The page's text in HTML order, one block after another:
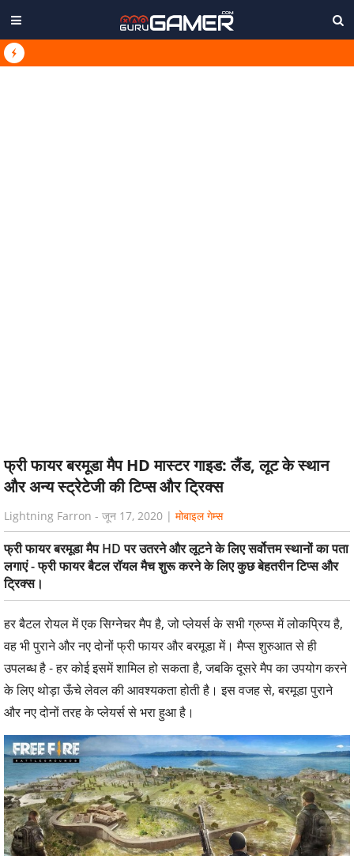
फ्री फायर बरमूडा मैप HD मास्टर गाइड: लैंड, लूट के स्थान
और अन्य स्ट्रेटेजी की टिप्स और ट्रिक्स
Lightning Farron - जून 17, 2020 | मोबाइल गेम्स
फ्री फायर बरमूडा मैप HD पर उतरने और लूटने के लिए सर्वोत्तम स्थानों का पता
लगाएं - फ्री फायर बैटल रॉयल मैच शुरू करने के लिए कुछ बेहतरीन टिप्स और
ट्रिक्स।
हर बैटल रोयल में एक सिग्नेचर मैप है, जो प्लेयर्स के सभी ग्रुप्स में लोकप्रिय है,
वह भी पुराने और नए दोनों फ्री फायर और बरमूडा में। मैप्स शुरुआत से ही
उपलब्ध है - हर कोई इसमें शामिल हो सकता है, जबकि दूसरे मैप का उपयोग करने
के लिए थोड़ा ऊँचे लेवल की आवश्यकता होती है। इस वजह से, बरमूडा पुराने
और नए दोनों तरह के प्लेयर्स से भरा हुआ है।